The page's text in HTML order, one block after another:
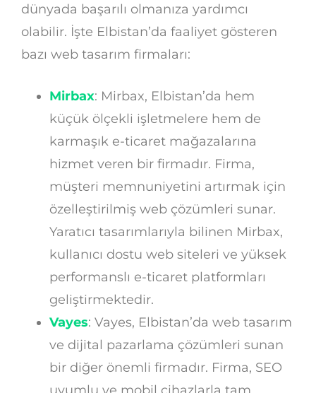
dünyada başarılı olmanıza yardımcı
olabilir. İşte Elbistan’da faaliyet gösteren
bazı web tasarım firmaları:
Mirbax: Mirbax, Elbistan’da hem
küçük ölçekli işletmelere hem de
karmaşık e-ticaret mağazalarına
hizmet veren bir firmadır. Firma,
müşteri memnuniyetini artırmak için
özelleştirilmiş web çözümleri sunar.
Yaratıcı tasarımlarıyla bilinen Mirbax,
kullanıcı dostu web siteleri ve yüksek
performanslı e-ticaret platformları
geliştirmektedir.
Vayes: Vayes, Elbistan’da web tasarım
ve dijital pazarlama çözümleri sunan
bir diğer önemli firmadır. Firma, SEO
uyumlu ve mobil cihazlarla tam